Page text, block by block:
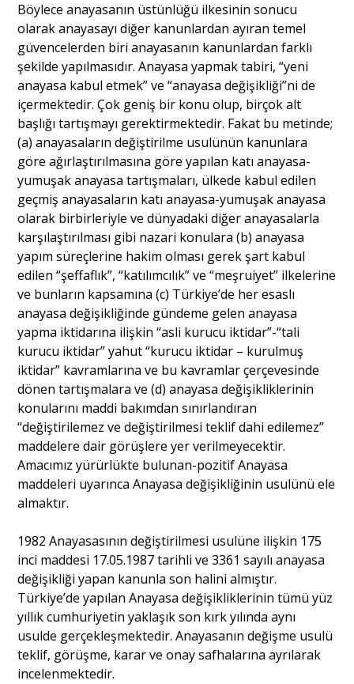
Böylece anayasanın üstünlüğü ilkesinin sonucu
olarak anayasayı diğer kanunlardan ayıran temel
güvencelerden biri anayasanın kanunlardan farklı
şekilde yapılmasıdır. Anayasa yapmak tabiri, “yeni
anayasa kabul etmek” ve “anayasa değişikliği”ni de
içermektedir. Çok geniş bir konu olup, birçok alt
başlığı tartışmayı gerektirmektedir. Fakat bu metinde;
(a) anayasaların değiştirilme usulünün kanunlara
göre ağırlaştırılmasına göre yapılan katı anayasa-
yumuşak anayasa tartışmaları, ülkede kabul edilen
geçmiş anayasaların katı anayasa-yumuşak anayasa
olarak birbirleriyle ve dünyadaki diğer anayasalarla
karşılaştırılması gibi nazari konulara (b) anayasa
yapım süreçlerine hakim olması gerek şart kabul
edilen “şeffaflık”, “katılımcılık” ve “meşruiyet” ilkelerine
ve bunların kapsamına (c) Türkiye’de her esaslı
anayasa değişikliğinde gündeme gelen anayasa
yapma iktidarına ilişkin “asli kurucu iktidar”-“tali
kurucu iktidar” yahut “kurucu iktidar – kurulmuş
iktidar” kavramlarına ve bu kavramlar çerçevesinde
dönen tartışmalara ve (d) anayasa değişikliklerinin
konularını maddi bakımdan sınırlandıran
“değiştirilemez ve değiştirilmesi teklif dahi edilemez”
maddelere dair görüşlere yer verilmeyecektir.
Amacımız yürürlükte bulunan-pozitif Anayasa
maddeleri uyarınca Anayasa değişikliğinin usulünü ele
almaktır.
1982 Anayasasının değiştirilmesi usulüne ilişkin 175
inci maddesi 17.05.1987 tarihli ve 3361 sayılı anayasa
değişikliği yapan kanunla son halini almıştır.
Türkiye’de yapılan Anayasa değişikliklerinin tümü yüz
yıllık cumhuriyetin yaklaşık son kırk yılında aynı
usulde gerçekleşmektedir. Anayasanın değişme usulü
teklif, görüşme, karar ve onay safhalarına ayrılarak
incelenmektedir.